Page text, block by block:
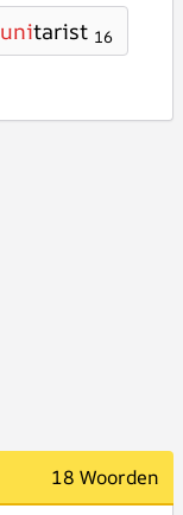
unitarist 16
18 Woorden